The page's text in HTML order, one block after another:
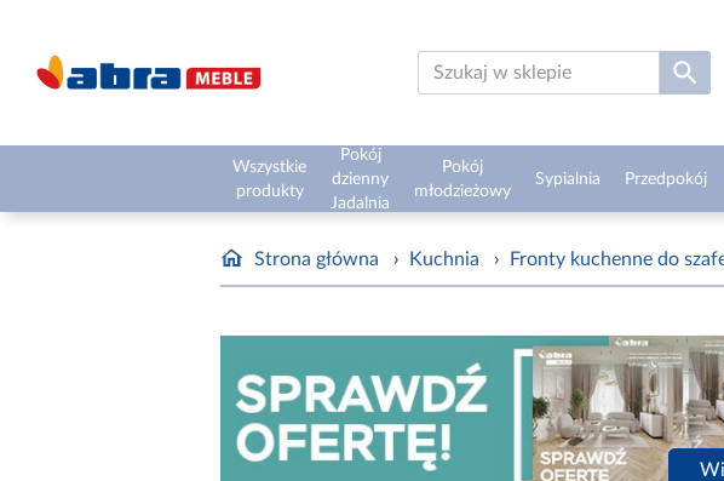
Wszystkie
produkty
Pokój
dzienny
Jadalnia
Pokój
młodzieżowy
Sypialnia Przedpokój
Strona główna › Kuchnia › Fronty kuchenne do